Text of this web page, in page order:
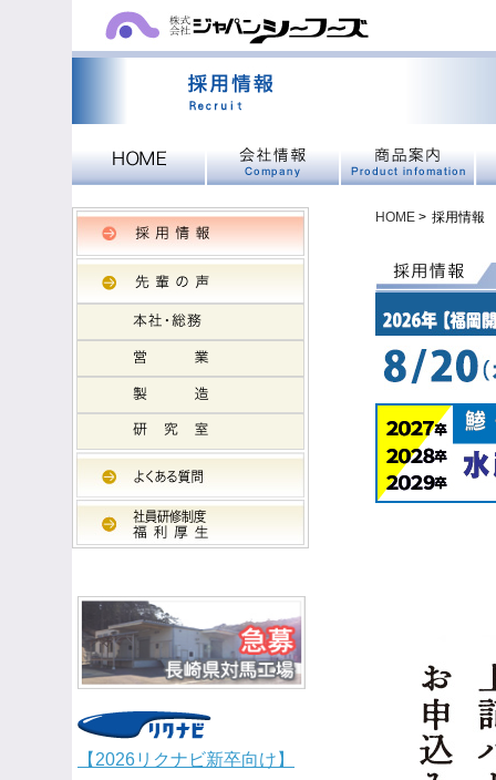
【2026リクナビ新卒向け】
HOME > 採用情報